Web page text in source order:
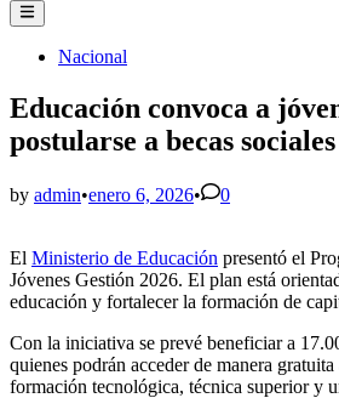
Main
Menu
PostedNacional
Educación convoca a
postularse a becas sociales
by admin•enero 6, 2026• 0
El Ministerio de Educación presentó el
Jóvenes Gestión 2026. El plan está
educación y fortalecer la formación de
Con la iniciativa se prevé beneficiar a
quienes podrán acceder de manera
formación tecnológica, técnica superior y